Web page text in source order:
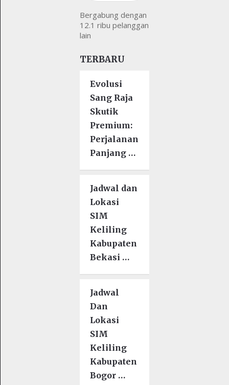
Bergabung dengan
12.1 ribu pelanggan
lain
TERBARU
Evolusi
Sang Raja
Skutik
Premium:
Perjalanan
Panjang …
Jadwal dan
Lokasi
SIM
Keliling
Kabupaten
Bekasi …
Jadwal
Dan
Lokasi
SIM
Keliling
Kabupaten
Bogor …